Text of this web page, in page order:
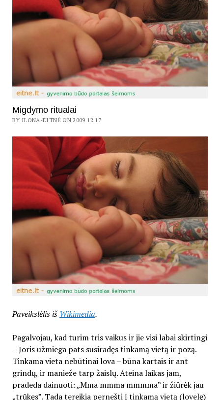
Migdymo ritualai
BY ILONA-EITNĖ ON 2009 12 17
Paveikslėlis iš Wikimedia.
Pagalvojau, kad turim tris vaikus ir jie visi labai skirtingi
– Joris užmiega pats susiradęs tinkamą vietą ir pozą.
Tinkama vieta nebūtinai lova – būna kartais ir ant
grindų, ir manieže tarp žaislų. Ateina laikas jam,
pradeda dainuoti: „Mma mmma mmmma” ir žiūrėk jau
„trūkęs”. Tada tereikia pernešti į tinkamą vietą (lovelę)